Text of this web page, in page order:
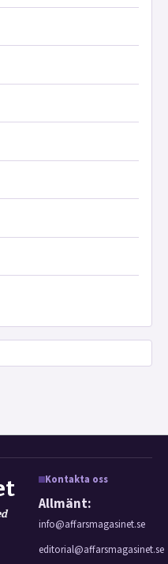
Kontakta oss
Allmänt:
info@affarsmagasinet.se
editorial@affarsmagasinet.se